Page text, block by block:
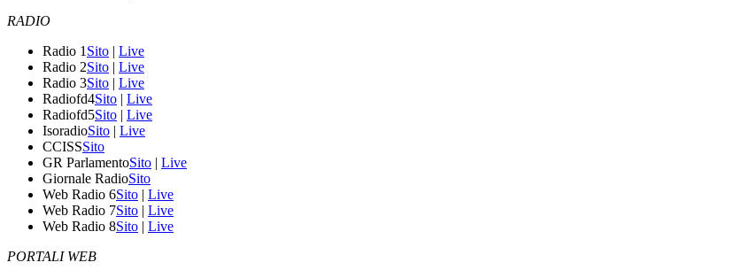
RADIO
Radio 1 Sito | Live
Radio 2Sito | Live
Radio 3Sito | Live
Radiofd4Sito | Live
Radiofd5Sito | Live
IsoradioSito | Live
CCISSSito
GR ParlamentoSito | Live
Giornale RadioSito
Web Radio 6Sito | Live
Web Radio 7Sito | Live
Web Radio 8Sito | Live
PORTALI WEB